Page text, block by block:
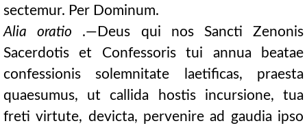
sectemur. Per Dominum.
Alia oratio .—Deus qui nos Sancti Zenonis
Sacerdotis et Confessoris tui annua beatae
confessionis solemnitate laetificas, praesta
quaesumus, ut callida hostis incursione, tua
freti virtute, devicta, pervenire ad gaudia ipso